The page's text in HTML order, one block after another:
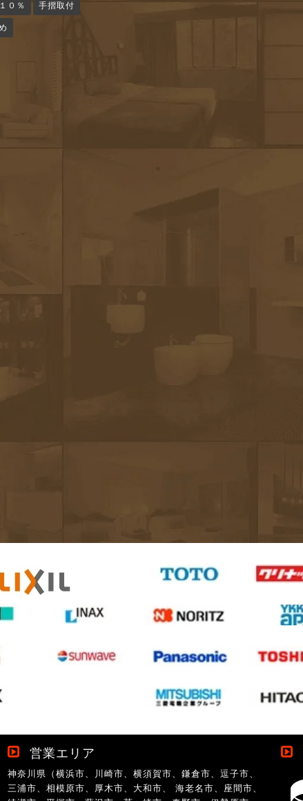
０％ 手摺取付
営業エリア
神奈川県（横浜市、川崎市、横須賀市、鎌倉市、逗子市、
三浦市、相模原市、厚木市、大和市、 海老名市、座間市、